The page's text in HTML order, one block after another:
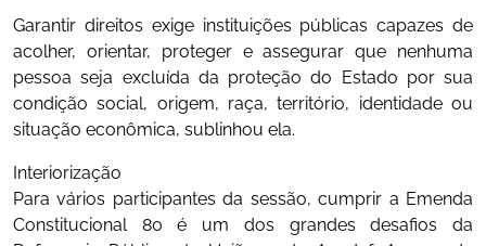
Garantir direitos exige instituições públicas capazes de
acolher, orientar, proteger e assegurar que nenhuma
pessoa seja excluída da proteção do Estado por sua
condição social, origem, raça, território, identidade ou
situação econômica, sublinhou ela.
Interiorização
Para vários participantes da sessão, cumprir a Emenda
Constitucional 80 é um dos grandes desafios da